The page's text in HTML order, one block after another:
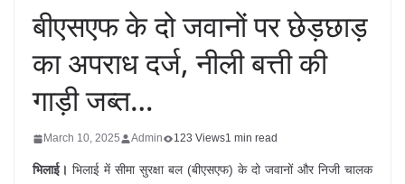
बीएसएफ के दो जवानों पर छेड़छाड़
का अपराध दर्ज, नीली बत्ती की
गाड़ी जब्त…
March 10, 2025 Admin 123 Views1 min read
भिलाई। भिलाई में सीमा सुरक्षा बल (बीएसएफ) के दो जवानों और निजी चालक